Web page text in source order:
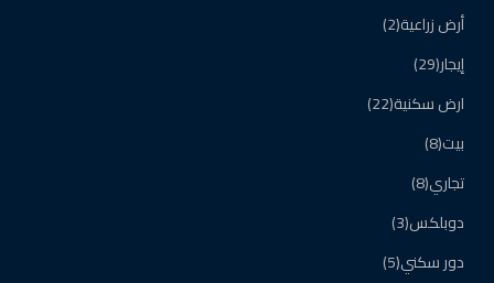
أرض زراعية(2)
إيجار(29)
ارض سكنية(22)
بيت(8)
تجاري(8)
دوبلكس(3)
دور سكني(5)